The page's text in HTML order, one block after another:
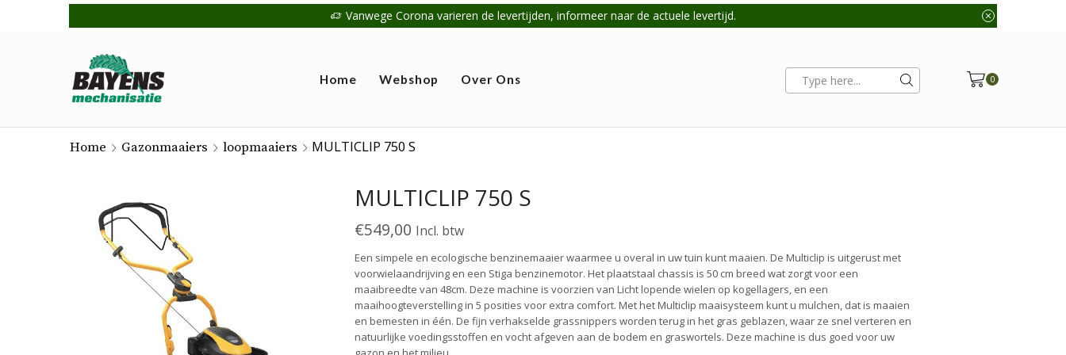
Vanwege Corona varieren de levertijden, informeer naar de actuele levertijd.
Home Webshop Over Ons
Search
0
Home Gazonmaaiers loopmaaiers MULTICLIP 750 S
MULTICLIP 750 S
€549,00 Incl. btw
Een simpele en ecologische benzinemaaier waarmee u overal in uw tuin kunt maaien. De Multiclip is uitgerust met
voorwielaandrijving en een Stiga benzinemotor. Het plaatstaal chassis is 50 cm breed wat zorgt voor een
maaibreedte van 48cm. Deze machine is voorzien van Licht lopende wielen op kogellagers, en een
maaihoogteverstelling in 5 posities voor extra comfort. Met het Multiclip maaisysteem kunt u mulchen, dat is maaien
en bemesten in één. De fijn verhakselde grassnippers worden terug in het gras geblazen, waar ze snel verteren en
natuurlijke voedingsstoffen en vocht afgeven aan de bodem en graswortels. Deze machine is dus goed voor uw